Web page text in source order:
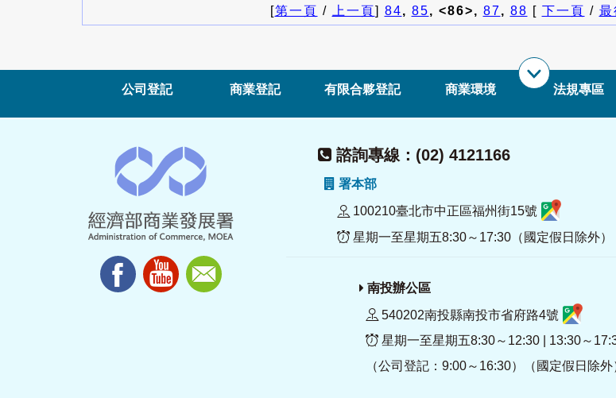
[第一頁 / 上一頁] 84, 85, <86>, 87, 88 [ 下一頁 / 最
公司登記 商業登記 有限合夥登記 商業環境 法規專區
諮詢專線：(02) 4121166
署本部
100210臺北市中正區福州街15號
星期一至星期五8:30～17:30（國定假日除外）
南投辦公區
540202南投縣南投市省府路4號
星期一至星期五8:30～12:30 | 13:30～
（公司登記：9:00～16:30）（國定假日除外